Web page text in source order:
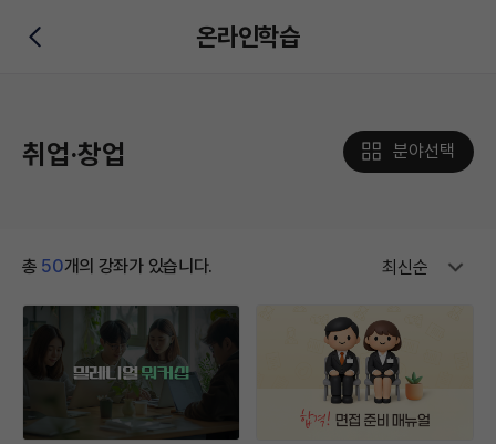
뒤로가기 온라인학습
취업·창업 분야선택
총 50개의 강좌가 있습니다. 최신순